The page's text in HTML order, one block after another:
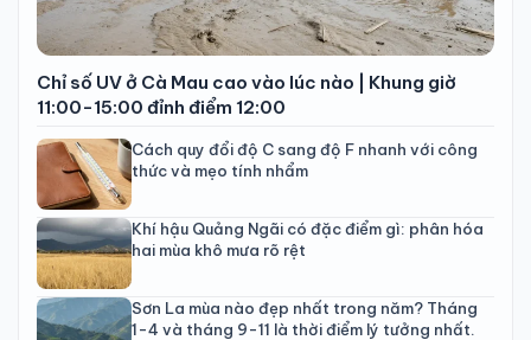
Chỉ số UV ở Cà Mau cao vào lúc nào | Khung giờ
11:00-15:00 đỉnh điểm 12:00
Cách quy đổi độ C sang độ F nhanh với công
thức và mẹo tính nhẩm
Khí hậu Quảng Ngãi có đặc điểm gì: phân hóa
hai mùa khô mưa rõ rệt
Sơn La mùa nào đẹp nhất trong năm? Tháng
1-4 và tháng 9-11 là thời điểm lý tưởng nhất.